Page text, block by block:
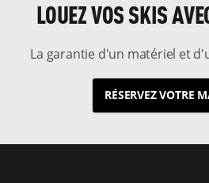
LOUEZ VOS SKIS
La garantie d'un matériel et
RÉSERVEZ VOTRE